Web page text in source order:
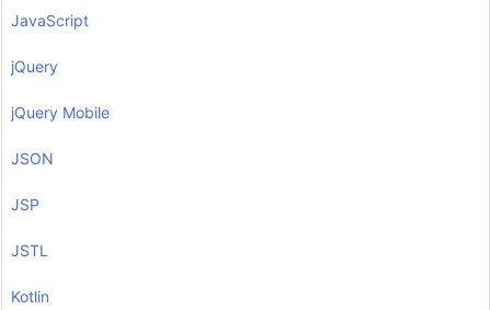
JavaScript
jQuery
jQuery Mobile
JSON
JSP
JSTL
Kotlin